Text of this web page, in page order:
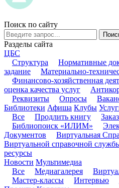
Поиск по сайту
Разделы сайта
ЦБС
Структура
Нормативные
задание
Материально-
Финансово-хозяйственная
оценка качества услуг
Реквизиты
Опросы
Библиотеки Афиша Клубы
Все
Продлить книгу
Библиопоиск «ИЛИМ»
Документов
Виртуальная
Виртуальной справочной
ресурсы
Новости Мультимедиа
Все
Медиагалерея
Мастер-классы
Интервью